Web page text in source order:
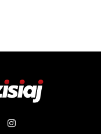
Instagram